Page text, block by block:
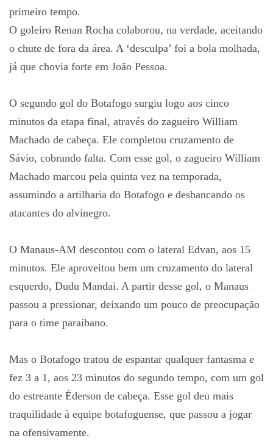
primeiro tempo.
O goleiro Renan Rocha colaborou, na verdade, aceitando
o chute de fora da área. A ‘desculpa’ foi a bola molhada,
já que chovia forte em João Pessoa.
O segundo gol do Botafogo surgiu logo aos cinco
minutos da etapa final, através do zagueiro William
Machado de cabeça. Ele completou cruzamento de
Sávio, cobrando falta. Com esse gol, o zagueiro William
Machado marcou pela quinta vez na temporada,
assumindo a artilharia do Botafogo e desbancando os
atacantes do alvinegro.
O Manaus-AM descontou com o lateral Edvan, aos 15
minutos. Ele aproveitou bem um cruzamento do lateral
esquerdo, Dudu Mandai. A partir desse gol, o Manaus
passou a pressionar, deixando um pouco de preocupação
para o time paraibano.
Mas o Botafogo tratou de espantar qualquer fantasma e
fez 3 a 1, aos 23 minutos do segundo tempo, com um gol
do estreante Éderson de cabeça. Esse gol deu mais
traquilidade à equipe botafoguense, que passou a jogar
na ofensivamente.